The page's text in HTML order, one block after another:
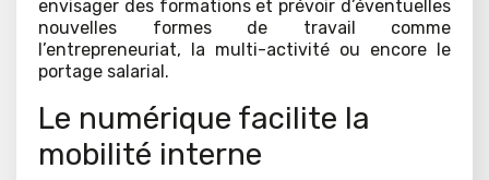
envisager des formations et prévoir d’éventuelles
nouvelles formes de travail comme
l’entrepreneuriat, la multi-activité ou encore le
portage salarial.
Le numérique facilite la
mobilité interne